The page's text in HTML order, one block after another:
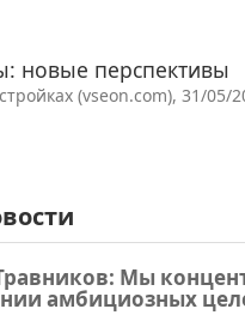
новые перспективы
(vseon.com), 31/05/
Мы
амбициозных